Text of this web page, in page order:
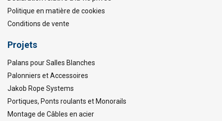
Politique en matière de cookies
Conditions de vente
Projets
Palans pour Salles Blanches
Palonniers et Accessoires
Jakob Rope Systems
Portiques, Ponts roulants et Monorails
Montage de Câbles en acier